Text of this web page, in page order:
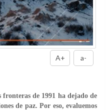
A+ a-
de 1991 ha dejado de
de paz. Por eso, evaluemos